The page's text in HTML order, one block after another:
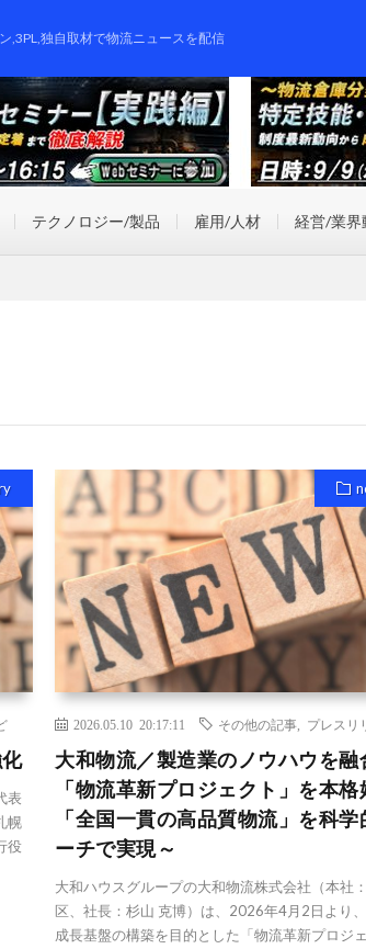
,3PL,独自取材で物流ニュースを配信
テクノロジー/製品 雇用/人材 経営/業界
表
幌
役
2026.05.10 20:17:11 その他の記事 プレスリ
大和物流／製造業のノウハウを融
「物流革新プロジェクト」を本格
「全国一貫の高品質物流」を科学
ーチで実現～
大和ハウスグループの大和物流株式会社（本社
区、社長：杉山 克博）は、2026年4月2日より
成長基盤の構築を目的とした「物流革新プロジ